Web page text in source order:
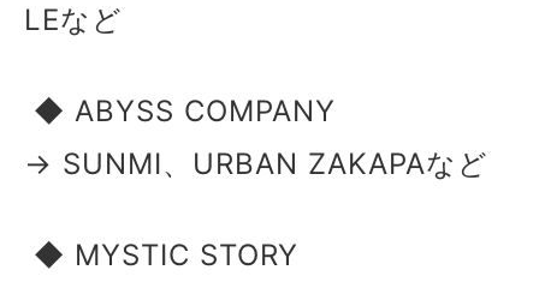
LEなど
◆ ABYSS COMPANY
→ SUNMI、URBAN ZAKAPAなど
◆ MYSTIC STORY